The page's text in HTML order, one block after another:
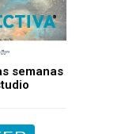
semanas